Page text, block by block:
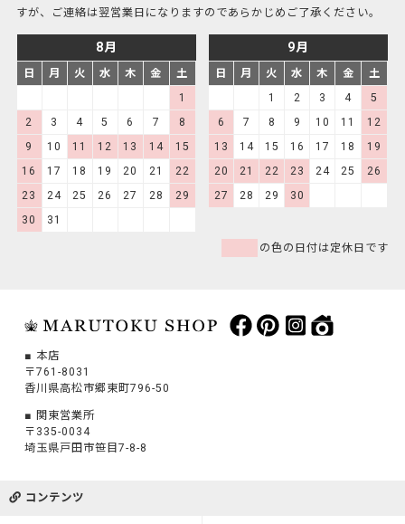
すが、ご連絡は翌営業日になりますのであらかじめご了承ください。
8月
日 月 火 水 木 金
土
1
2
3 4 5 6 7
8
9
10 11 12 13 14
15
16
17 18 19 20 21
22
23
24 25 26 27 28
29
30
31
9月
日 月 火 水 木 金
土
1
2 3 4
5
6
7 8 9 10 11
12
13
14 15 16 17 18
19
20
21 22 23 24 25
26
27
28 29 30
の色の日付は定休日です
本店
〒761-8031
香川県高松市郷東町796-50
関東営業所
〒335-0034
埼玉県戸田市笹目7-8-8
コンテンツ